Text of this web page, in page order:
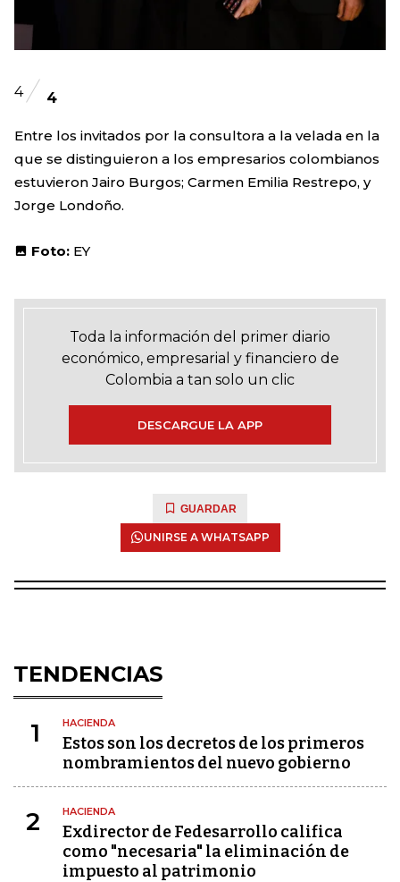
4 4
Entre los invitados por la consultora a la velada en la
que se distinguieron a los empresarios colombianos
estuvieron Jairo Burgos; Carmen Emilia Restrepo, y
Jorge Londoño.
Foto: EY
Toda la información del primer diario
económico, empresarial y financiero de
Colombia a tan solo un clic
DESCARGUE LA APP
GUARDAR
UNIRSE A WHATSAPP
TENDENCIAS
1 HACIENDA
Estos son los decretos de los primeros
nombramientos del nuevo gobierno
2 HACIENDA
Exdirector de Fedesarrollo califica
como "necesaria" la eliminación de
impuesto al patrimonio